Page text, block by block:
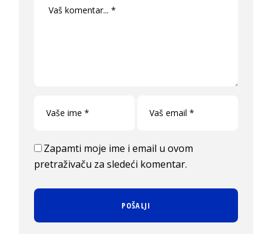
Zapamti moje ime i email u ovom
pretraživaču za sledeći komentar.